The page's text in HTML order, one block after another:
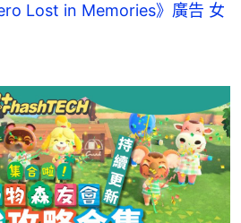
Lost in Memories》廣告 女